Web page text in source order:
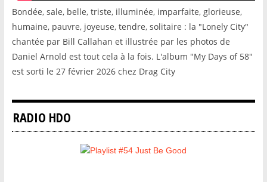
Bondée, sale, belle, triste, illuminée, imparfaite, glorieuse,
humaine, pauvre, joyeuse, tendre, solitaire : la "Lonely City"
chantée par Bill Callahan et illustrée par les photos de
Daniel Arnold est tout cela à la fois. L'album "My Days of 58"
est sorti le 27 février 2026 chez Drag City
RADIO HDO